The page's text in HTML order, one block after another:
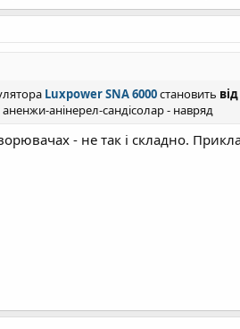
Luxpower SNA 6000становить
анінерел-сандісолар - навряд
- не так і складно.